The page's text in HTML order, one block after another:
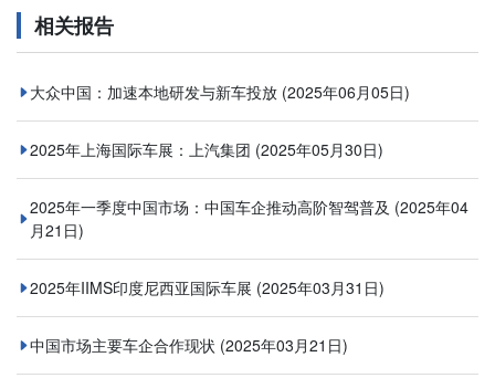
相关报告
大众中国：加速本地研发与新车投放 (2025年06月05日)
2025年上海国际车展：上汽集团 (2025年05月30日)
2025年一季度中国市场：中国车企推动高阶智驾普及 (2025年04
月21日)
2025年IIMS印度尼西亚国际车展 (2025年03月31日)
中国市场主要车企合作现状 (2025年03月21日)